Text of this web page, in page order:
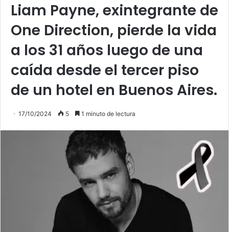
Liam Payne, exintegrante de
One Direction, pierde la vida
a los 31 años luego de una
caída desde el tercer piso
de un hotel en Buenos Aires.
17/10/2024 5 1 minuto de lectura